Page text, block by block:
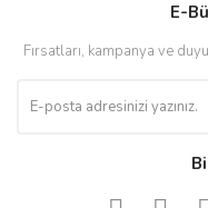
E-
Fırsatları, kampanya ve